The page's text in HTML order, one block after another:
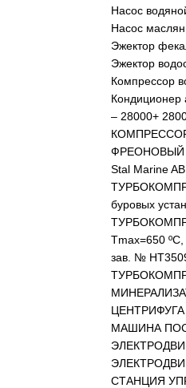
Насос
Насос
Эжектор
Эжектор
Компрессор
Кондиционер
– 28000+
КОМПРЕССОР
ФРЕОНОВЫЙ
Stal Marine
буровых
Tmax=650
зав. №
ЦЕНТРИФУГА
МАШИНА
СТАНЦИЯ